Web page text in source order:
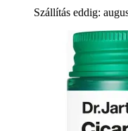
Szállítás eddig: